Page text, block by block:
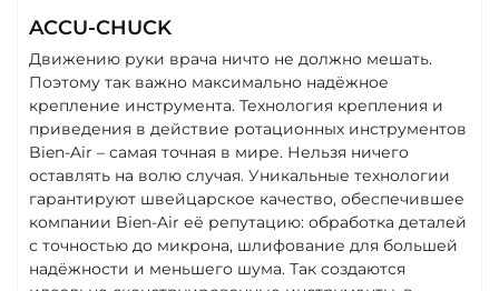
ACCU-CHUCK
Движению руки врача ничто не должно мешать.
Поэтому так важно максимально надёжное
крепление инструмента. Технология крепления и
приведения в действие ротационных инструментов
Bien-Air – самая точная в мире. Нельзя ничего
оставлять на волю случая. Уникальные технологии
гарантируют швейцарское качество, обеспечившее
компании Bien-Air её репутацию: обработка деталей
с точностью до микрона, шлифование для большей
надёжности и меньшего шума. Так создаются